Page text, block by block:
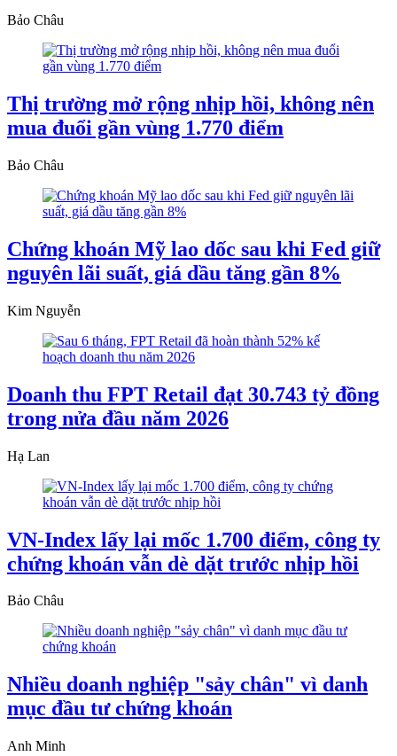
Bảo Châu
Thị trường mở rộng nhịp hồi, không nên
mua đuổi gần vùng 1.770 điểm
Bảo Châu
Chứng khoán Mỹ lao dốc sau khi Fed giữ
nguyên lãi suất, giá dầu tăng gần 8%
Kim Nguyễn
Doanh thu FPT Retail đạt 30.743 tỷ đồng
trong nửa đầu năm 2026
Hạ Lan
VN-Index lấy lại mốc 1.700 điểm, công ty
chứng khoán vẫn dè dặt trước nhịp hồi
Bảo Châu
Nhiều doanh nghiệp "sảy chân" vì danh
mục đầu tư chứng khoán
Anh Minh